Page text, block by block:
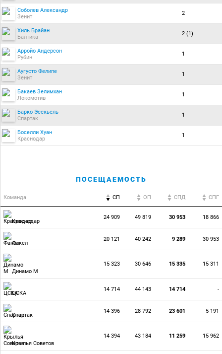
Соболев Александр
Зенит
2
Хиль Брайан
Балтика
2 (1)
Арройо Андерсон
Рубин
1
Аугусто Фелипе
Зенит
1
Бакаев Зелимхан
Локомотив
1
Барко Эсекьель
Спартак
1
Боселли Хуан
Краснодар
1
ПОСЕЩАЕМОСТЬ
Команда СП ОП CПД CПГ
Краснодар
24 909 49 819 30 953 18 866
Факел
20 121 40 242 9 289 30 953
Динамо М
15 323 30 646 15 335 15 311
ЦСКА
14 714 44 143 14 714 -
Спартак
14 396 28 792 23 601 5 191
Крылья Советов
14 394 43 184 11 259 15 962